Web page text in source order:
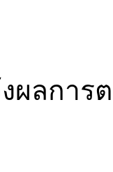
งผลกา